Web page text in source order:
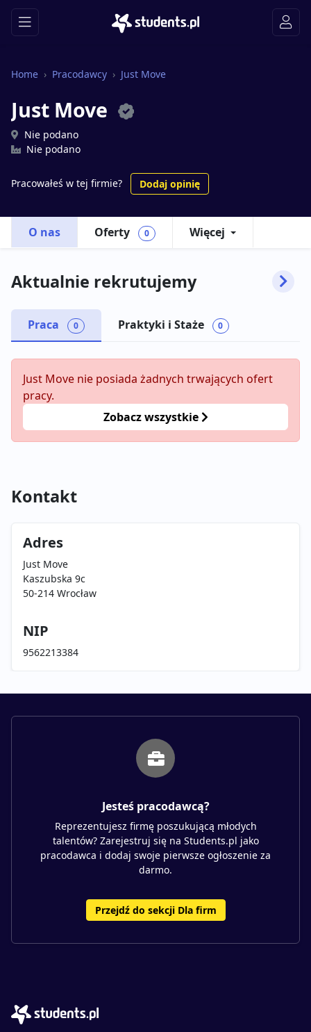
Home Pracodawcy Just Move
Just Move
Nie podano
Nie podano
Pracowałeś w tej firmie? Dodaj opinię
O nas Oferty 0 Więcej
Aktualnie rekrutujemy
Praca 0 Praktyki i Staże 0
Just Move nie posiada żadnych trwających ofert
pracy.
Zobacz wszystkie
Kontakt
Adres
Just Move
Kaszubska 9c
50-214 Wrocław
NIP
9562213384
Jesteś pracodawcą?
Reprezentujesz firmę poszukującą młodych
talentów? Zarejestruj się na Students.pl jako
pracodawca i dodaj swoje pierwsze ogłoszenie za
darmo.
Przejdź do sekcji Dla firm